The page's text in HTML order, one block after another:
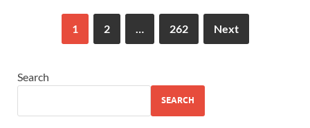
1 2 … 262 Next
Search
SEARCH